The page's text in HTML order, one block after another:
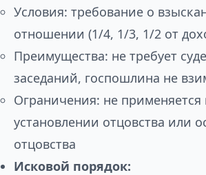
Условия: требование о
отношении (1/4, 1/3, 1/2 от
Преимущества: не требует
заседаний, госпошлина не
Ограничения: не применяется
установлении отцовства или
отцовства
Исковой порядок: